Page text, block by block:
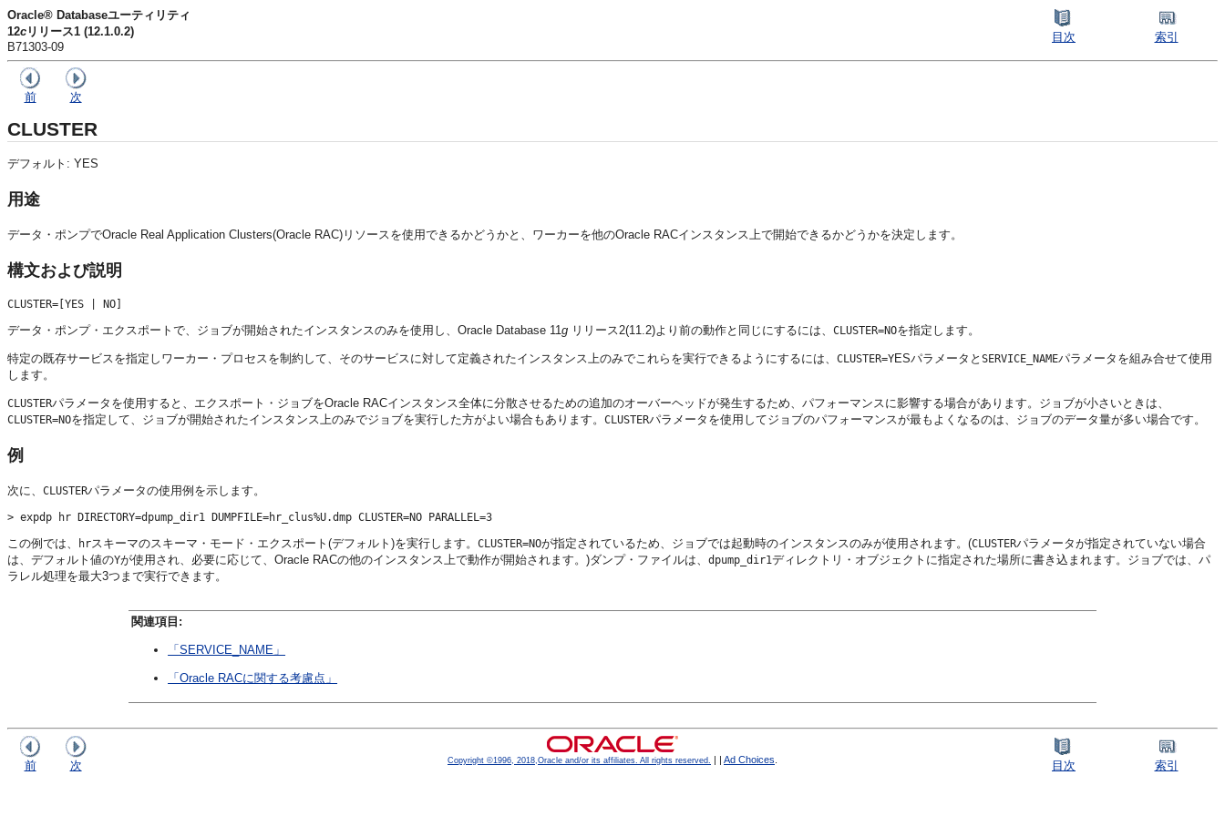
Oracle® Databaseユーティリティ
12c リリース1 (12.1.0.2)
B71303-09
目次 索引
前 次
CLUSTER
デフォルト: YES
用途
データ・ポンプでOracle Real Application Clusters(Oracle RAC)リソースを使用できるかどうかと、ワーカーを他のOracle RACインスタンス上で開始できるかどうかを決定します。
構文および説明
データ・ポンプ・エクスポートで、ジョブが開始されたインスタンスのみを使用し、Oracle Database 11 g リリース2(11.2)より前の動作と同じにするには、 CLUSTER=NOを指定します。
特定の既存サービスを指定しワーカー・プロセスを制約して、そのサービスに対して定義されたインスタンス上のみでこれらを実行できるようにするには、 CLUSTER=YESパラメータと SERVICE_NAMEパラメータを組み合せて使用
します。
CLUSTERパラメータを使用すると、エクスポート・ジョブをOracle RACインスタンス全体に分散させるための追加のオーバーヘッドが発生するため、パフォーマンスに影響する場合があります。ジョブが小さいときは、
CLUSTER=NOを指定して、ジョブが開始されたインスタンス上のみでジョブを実行した方がよい場合もあります。 CLUSTERパラメータを使用してジョブのパフォーマンスが最もよくなるのは、ジョブのデータ量が多い場合です。
例
次に、 CLUSTERパラメータの使用例を示します。
この例では、 hrスキーマのスキーマ・モード・エクスポート(デフォルト)を実行します。 CLUSTER=NOが指定されているため、ジョブでは起動時のインスタンスのみが使用されます。(CLUSTERパラメータが指定されていない場合
は、デフォルト値のYが使用され、必要に応じて、Oracle RACの他のインスタンス上で動作が開始されます。)ダンプ・ファイルは、 dpump_dir1ディレクトリ・オブジェクトに指定された場所に書き込まれます。ジョブでは、パ
ラレル処理を最大3つまで実行できます。
関連項目:
「SERVICE_NAME」
「Oracle RACに関する考慮点」
前 次 Copyright ©1996, 2018,Oracle and/or its affiliates. All rights reserved. | | Ad Choices 目次 索引